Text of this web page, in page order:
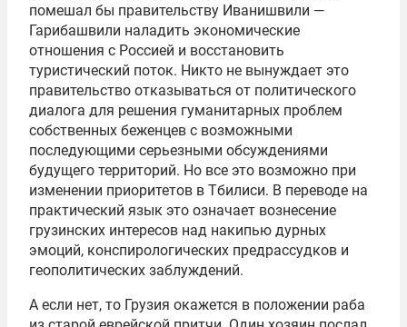
помешал бы правительству Иванишвили —
Гарибашвили наладить экономические
отношения с Россией и восстановить
туристический поток. Никто не вынуждает это
правительство отказываться от политического
диалога для решения гуманитарных проблем
собственных беженцев с возможными
последующими серьезными обсуждениями
будущего территорий. Но все это возможно при
изменении приоритетов в Тбилиси. В переводе на
практический язык это означает вознесение
грузинских интересов над накипью дурных
эмоций, конспирологических предрассудков и
геополитических заблуждений.
А если нет, то Грузия окажется в положении раба